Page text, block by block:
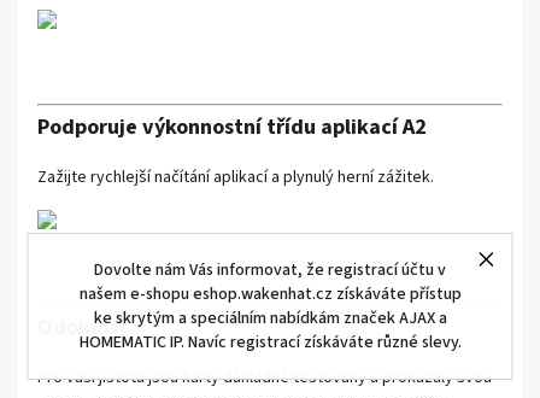
Dovolte nám Vás informovat, že registrací účtu v
našem e-shopu eshop.wakenhat.cz získáváte přístup
ke skrytým a speciálním nabídkám značek AJAX a
HOMEMATIC IP. Navíc registrací získáváte různé slevy.
Podporuje výkonnostní třídu aplikací A2
Zažijte rychlejší načítání aplikací a plynulý herní zážitek.
Odolnost
Pro vaši jistotu jsou karty důkladně testovány a prokázaly svou